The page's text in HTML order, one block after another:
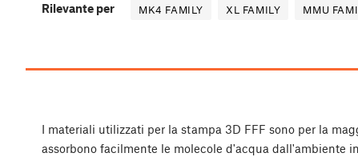
Rilevante per MK4 FAMILY XL FAMILY MMU
I materiali utilizzati per la stampa 3D FFF sono per la
assorbono facilmente le molecole d'acqua dall'ambiente